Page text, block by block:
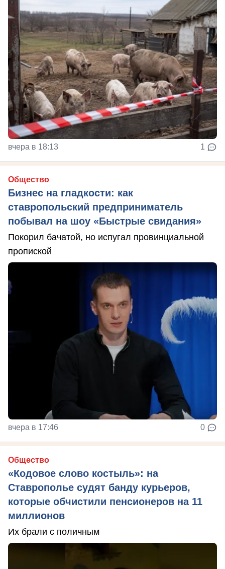
вчера в 18:13 1
Общество
Бизнес на гладкости: как
ставропольский предприниматель
побывал на шоу «Быстрые свидания»
Покорил бачатой, но испугал провинциальной
пропиской
вчера в 17:46 0
Общество
«Кодовое слово костыль»: на
Ставрополье судят банду курьеров,
которые обчистили пенсионеров на 11
миллионов
Их брали с поличным